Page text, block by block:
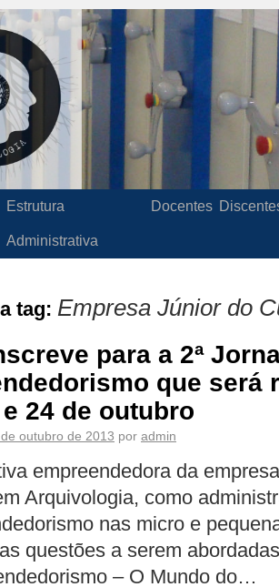
Estrutura
Administrativa
Docentes
tag: Empresa Júnior do
para a 2ª
que será
24 de outubro
outubro de 2013 por admin
empreendedora da
Arquivologia, como
nas micro e
questões a serem
– O Mundo do…